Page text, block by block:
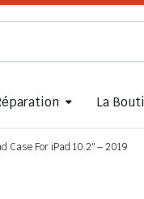
La
Case For iPad 10.2″ – 2019